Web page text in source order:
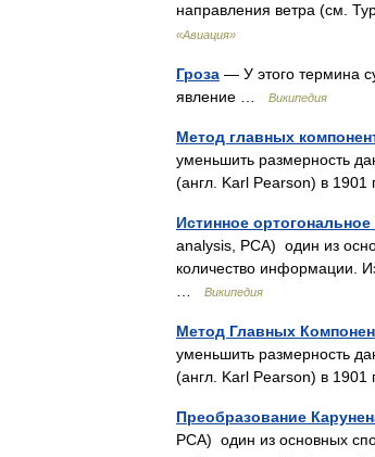
направления ветра (см.
«Авиация»
Гроза — У этого термина
явление …
Википедия
Метод главных
уменьшить размерность
(англ. Karl Pearson) в
Истинное
analysis, PCA) один из
количество информации.
…
Википедия
Метод Главных
уменьшить размерность
(англ. Karl Pearson) в
Преобразование
PCA) один из основных